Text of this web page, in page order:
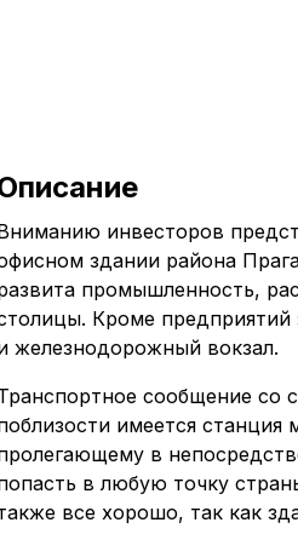
инвесторов
здании района
промышленность,
Кроме предприятий
железнодорожный вокзал.
сообщение со
имеется станция
в
в любую точку
все хорошо, так как